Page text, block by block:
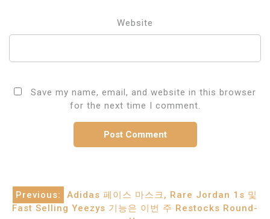
Website
Save my name, email, and website in this browser
for the next time I comment.
Post
Previous:
Adidas 페이스 마스크, Rare Jordan 1s 및
Fast Selling Yeezys 기능은 이번 주 Restocks Round-